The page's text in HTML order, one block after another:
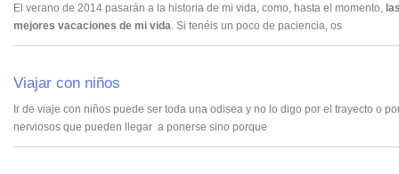
El verano de 2014 pasarán a la historia de mi vida, como, hasta el momento,
mejores vacaciones de mi vida . Si tenéis un poco de paciencia, os
Viajar con niños
Ir de viaje con niños puede ser toda una odisea y no lo digo por el trayecto o
nerviosos que pueden llegar a ponerse sino porque